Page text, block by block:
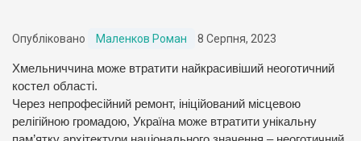
Опубліковано Маленков Роман 8 Серпня, 2023
Хмельниччина може втратити найкрасивіший неоготичний
костел області.
Через непрофесійний ремонт, ініційований місцевою
релігійною громадою, Україна може втратити унікальну